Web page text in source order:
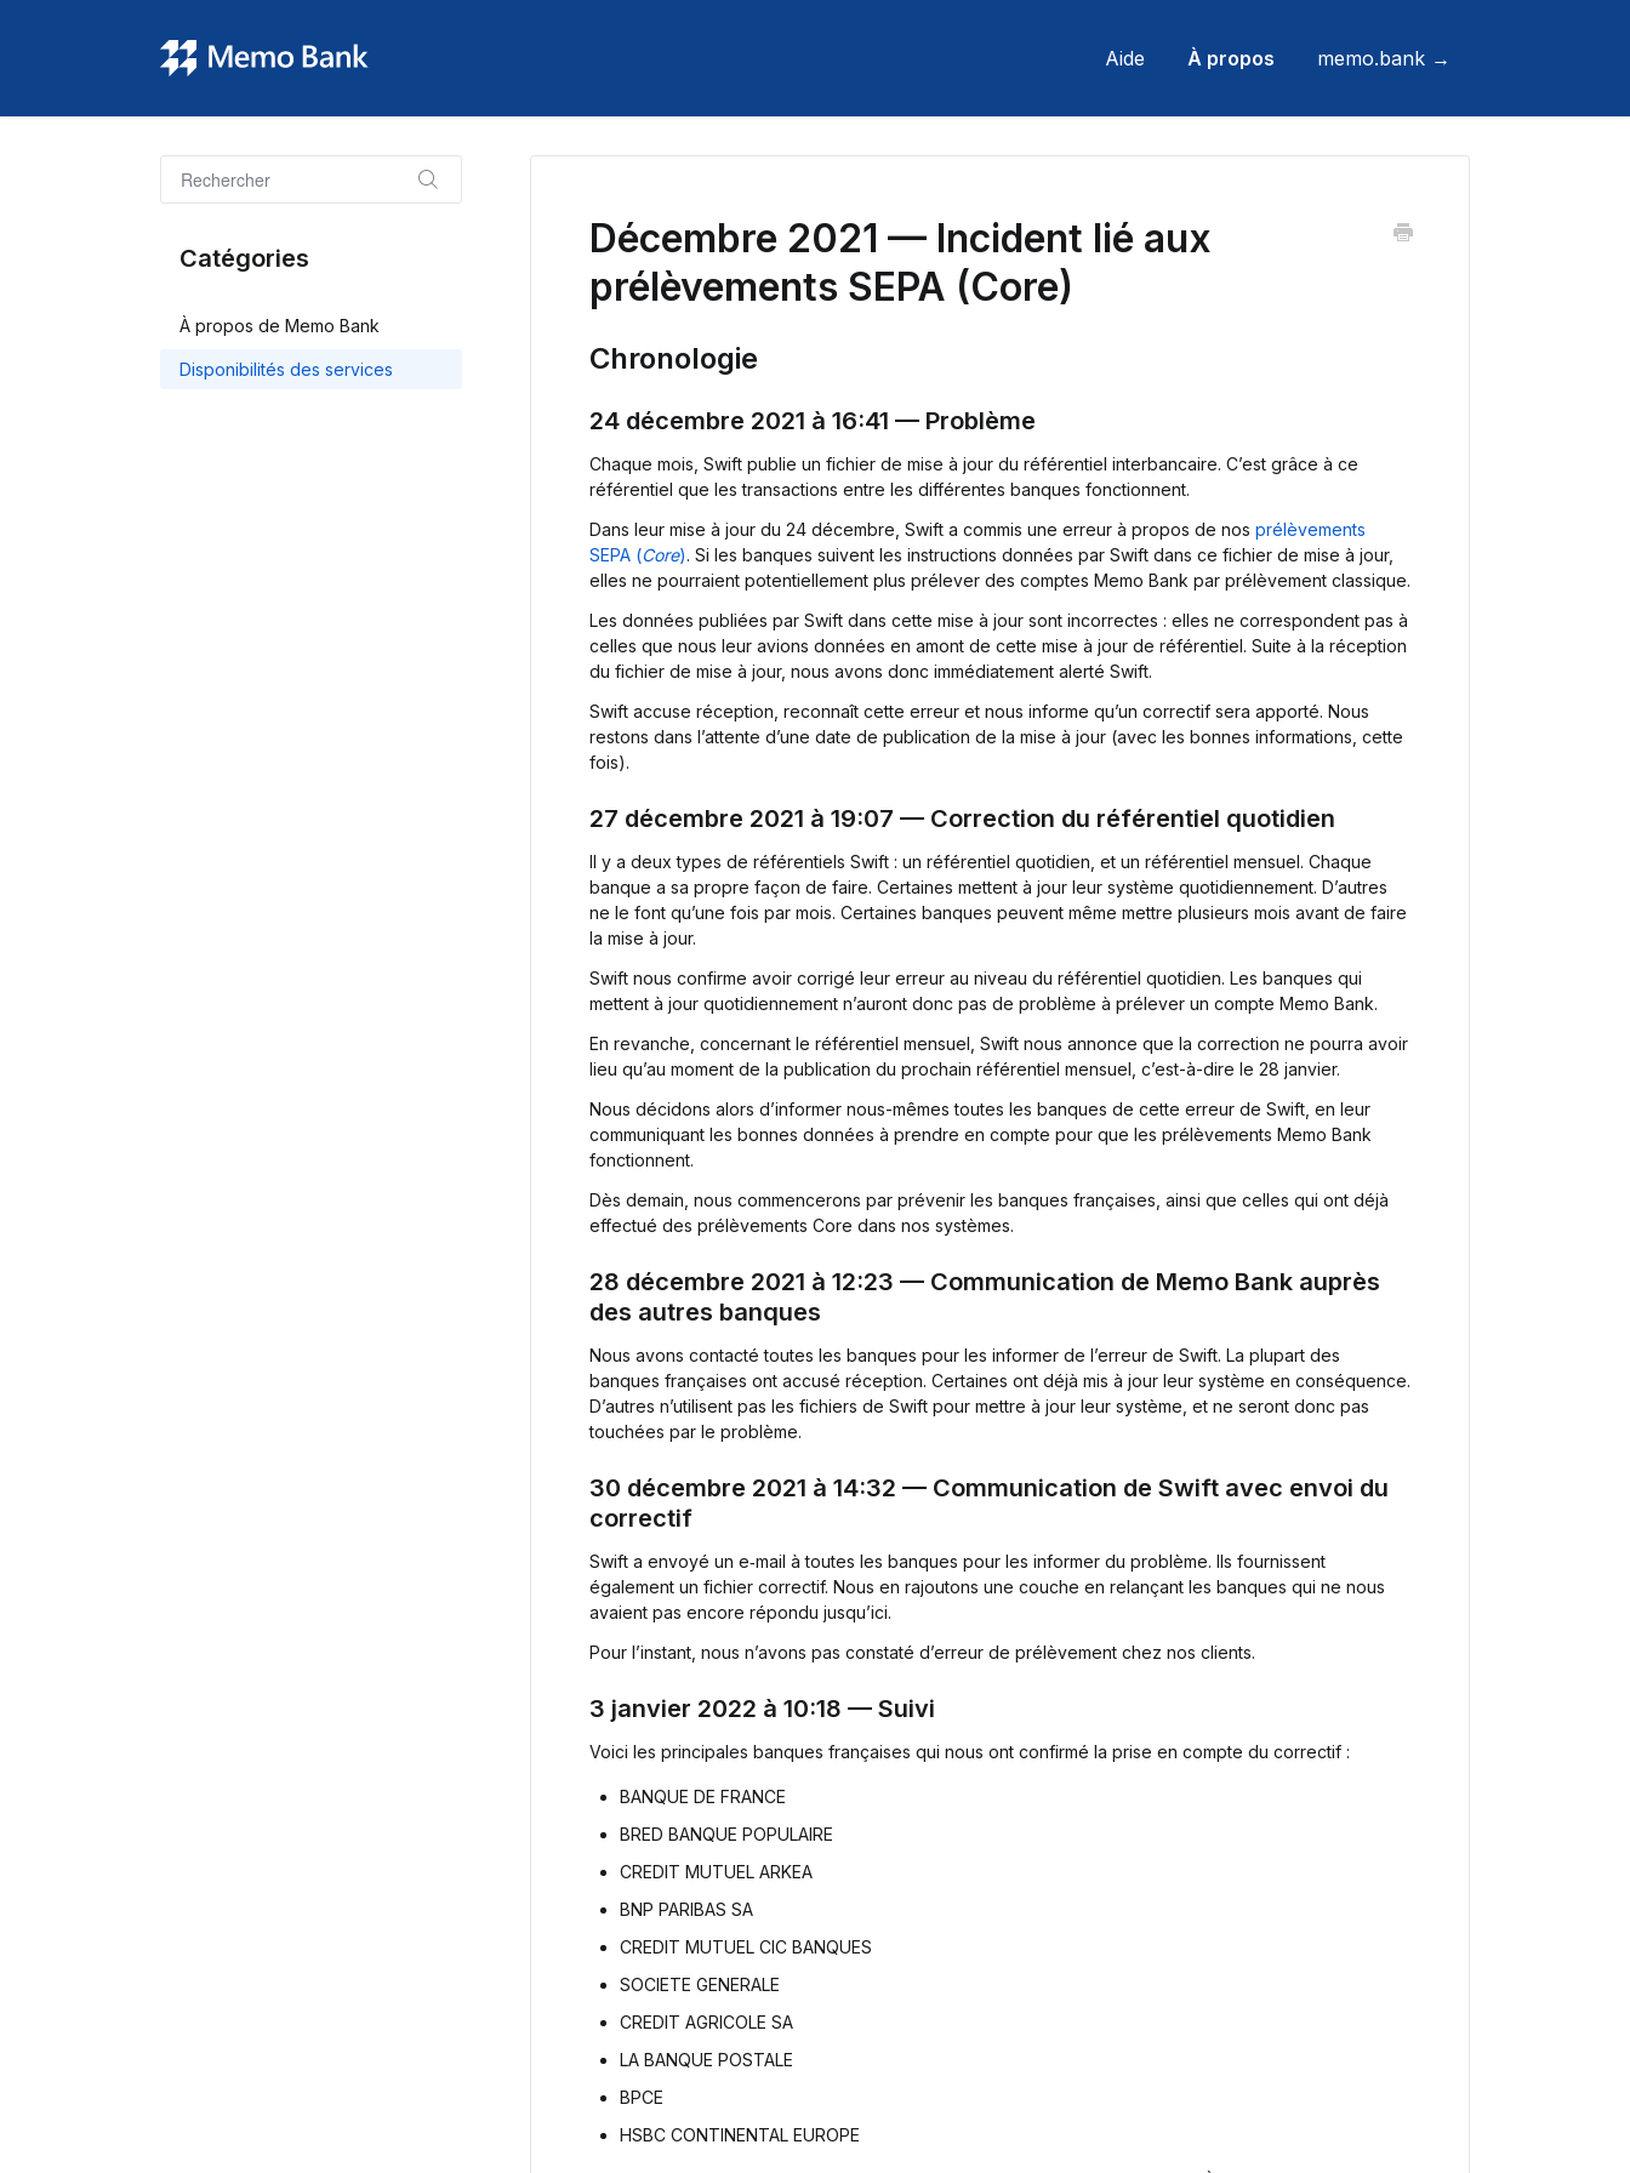
Aide À propos memo.bank →
Décembre 2021 — Incident lié aux
prélèvements SEPA (Core)
Chronologie
24 décembre 2021 à 16:41 — Problème
Chaque mois, Swift publie un fichier de mise à jour du référentiel interbancaire. C’est grâce à ce
référentiel que les transactions entre les différentes banques fonctionnent.
Dans leur mise à jour du 24 décembre, Swift a commis une erreur à propos de nos prélèvements
SEPA (Core). Si les banques suivent les instructions données par Swift dans ce fichier de mise à jour,
elles ne pourraient potentiellement plus prélever des comptes Memo Bank par prélèvement classique.
Les données publiées par Swift dans cette mise à jour sont incorrectes : elles ne correspondent pas à
celles que nous leur avions données en amont de cette mise à jour de référentiel. Suite à la réception
du fichier de mise à jour, nous avons donc immédiatement alerté Swift.
Swift accuse réception, reconnaît cette erreur et nous informe qu’un correctif sera apporté. Nous
restons dans l’attente d’une date de publication de la mise à jour (avec les bonnes informations, cette
fois).
27 décembre 2021 à 19:07 — Correction du référentiel quotidien
Il y a deux types de référentiels Swift : un référentiel quotidien, et un référentiel mensuel. Chaque
banque a sa propre façon de faire. Certaines mettent à jour leur système quotidiennement. D’autres
ne le font qu’une fois par mois. Certaines banques peuvent même mettre plusieurs mois avant de faire
la mise à jour.
Swift nous confirme avoir corrigé leur erreur au niveau du référentiel quotidien. Les banques qui
mettent à jour quotidiennement n’auront donc pas de problème à prélever un compte Memo Bank.
En revanche, concernant le référentiel mensuel, Swift nous annonce que la correction ne pourra avoir
lieu qu’au moment de la publication du prochain référentiel mensuel, c’est-à-dire le 28 janvier.
Nous décidons alors d’informer nous-mêmes toutes les banques de cette erreur de Swift, en leur
communiquant les bonnes données à prendre en compte pour que les prélèvements Memo Bank
fonctionnent.
Dès demain, nous commencerons par prévenir les banques françaises, ainsi que celles qui ont déjà
effectué des prélèvements Core dans nos systèmes.
28 décembre 2021 à 12:23 — Communication de Memo Bank auprès
des autres banques
Nous avons contacté toutes les banques pour les informer de l’erreur de Swift. La plupart des
banques françaises ont accusé réception. Certaines ont déjà mis à jour leur système en conséquence.
D’autres n’utilisent pas les fichiers de Swift pour mettre à jour leur système, et ne seront donc pas
touchées par le problème.
30 décembre 2021 à 14:32 — Communication de Swift avec envoi du
correctif
Swift a envoyé un e‑mail à toutes les banques pour les informer du problème. Ils fournissent
également un fichier correctif. Nous en rajoutons une couche en relançant les banques qui ne nous
avaient pas encore répondu jusqu’ici.
Pour l’instant, nous n’avons pas constaté d’erreur de prélèvement chez nos clients.
3 janvier 2022 à 10:18 — Suivi
Voici les principales banques françaises qui nous ont confirmé la prise en compte du correctif :
BANQUE DE FRANCE
BRED BANQUE POPULAIRE
CREDIT MUTUEL ARKEA
BNP PARIBAS SA
CREDIT MUTUEL CIC BANQUES
SOCIETE GENERALE
CREDIT AGRICOLE SA
LA BANQUE POSTALE
BPCE
HSBC CONTINENTAL EUROPE
Catégories
À propos de Memo Bank
Disponibilités des services